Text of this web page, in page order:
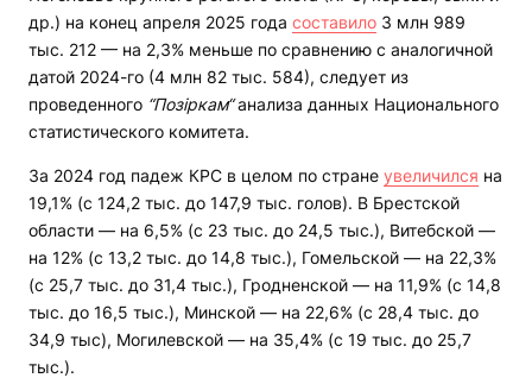
др.) на конец апреля 2025 года составило 3 млн 989
тыс. 212 — на 2,3% меньше по сравнению с аналогичной
датой 2024-го (4 млн 82 тыс. 584), следует из
проведенного “Позіркам“анализа данных Национального
статистического комитета.
За 2024 год падеж КРС в целом по стране увеличился на
19,1% (с 124,2 тыс. до 147,9 тыс. голов). В Брестской
области — на 6,5% (с 23 тыс. до 24,5 тыс.), Витебской —
на 12% (с 13,2 тыс. до 14,8 тыс.), Гомельской — на 22,3%
(с 25,7 тыс. до 31,4 тыс.), Гродненской — на 11,9% (с 14,8
тыс. до 16,5 тыс.), Минской — на 22,6% (с 28,4 тыс. до
34,9 тыс), Могилевской — на 35,4% (с 19 тыс. до 25,7
тыс.).